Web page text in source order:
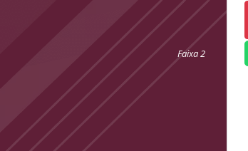
Faixa 2